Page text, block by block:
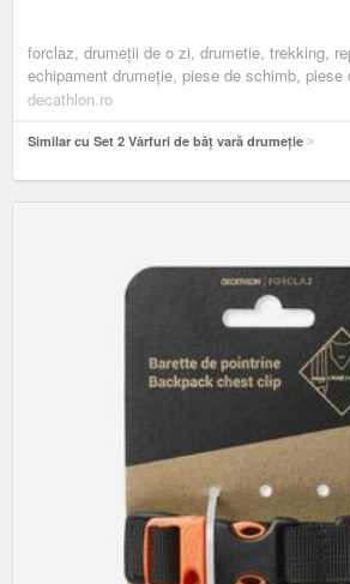
forclaz, drumeţii de o zi, drumetie, trekking,
echipament drumeție, piese de schimb, piese
decathlon.ro
Similar cu Set 2 Vârfuri de băț vară drumeție